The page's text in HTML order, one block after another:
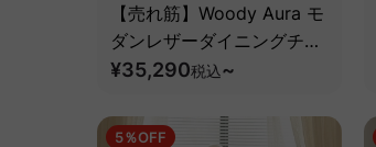
【売れ筋】Woody Aura モ
ダンレザーダイニングチェ
ア【高級天然ホワイトアッ
5%OFF】
¥35,290税込~
5％OFF